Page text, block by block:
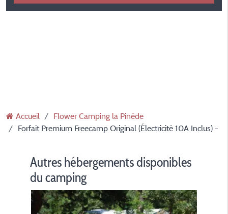
Accueil
Flower Camping la Pinède
Forfait Premium Freecamp Original (Électricité 10A Inclus) -
Autres hébergements disponibles
du camping